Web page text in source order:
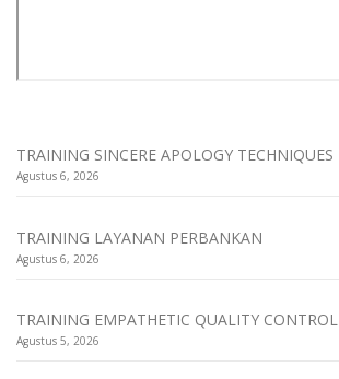
TRAINING SINCERE APOLOGY TECHNIQUES
Agustus 6, 2026
TRAINING LAYANAN PERBANKAN
Agustus 6, 2026
TRAINING EMPATHETIC QUALITY CONTROL
Agustus 5, 2026